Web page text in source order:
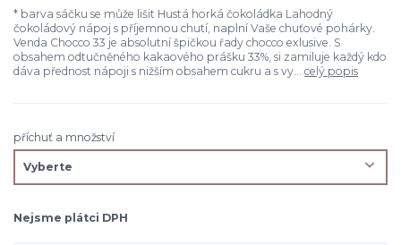
* barva sáčku se může lišit Hustá horká čokoládka Lahodný
čokoládový nápoj s příjemnou chutí, naplní Vaše chuťové pohárky.
Venda Chocco 33 je absolutní špičkou řady chocco exlusive. S
obsahem odtučněného kakaového prášku 33%, si zamiluje každý kdo
dáva přednost nápoji s nižším obsahem cukru a s vy... celý popis
příchuť a množství
Nejsme plátci DPH